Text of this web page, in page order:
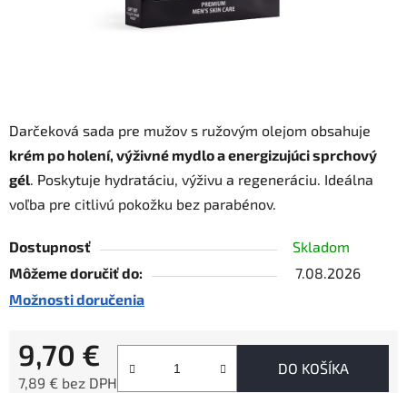
Darčeková sada pre mužov s ružovým olejom obsahuje
krém po holení, výživné mydlo a energizujúci sprchový
gél. Poskytuje hydratáciu, výživu a regeneráciu. Ideálna
voľba pre citlivú pokožku bez parabénov.
Dostupnosť
Skladom
Môžeme doručiť do:
7.08.2026
Možnosti doručenia
9,70 €
7,89 € bez DPH
DO KOŠÍKA